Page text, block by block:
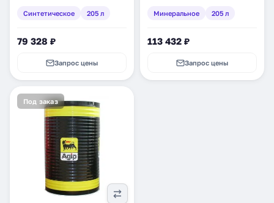
Синтетическое 205 л
79 328 ₽
Запрос цены
Минеральное 205 л
113 432 ₽
Запрос цены
Под заказ